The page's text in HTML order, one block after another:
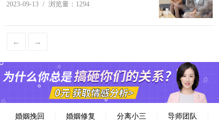
2023-09-13 / 浏览量：1294
← →
婚姻挽回 婚姻修复 分离小三 导师团队